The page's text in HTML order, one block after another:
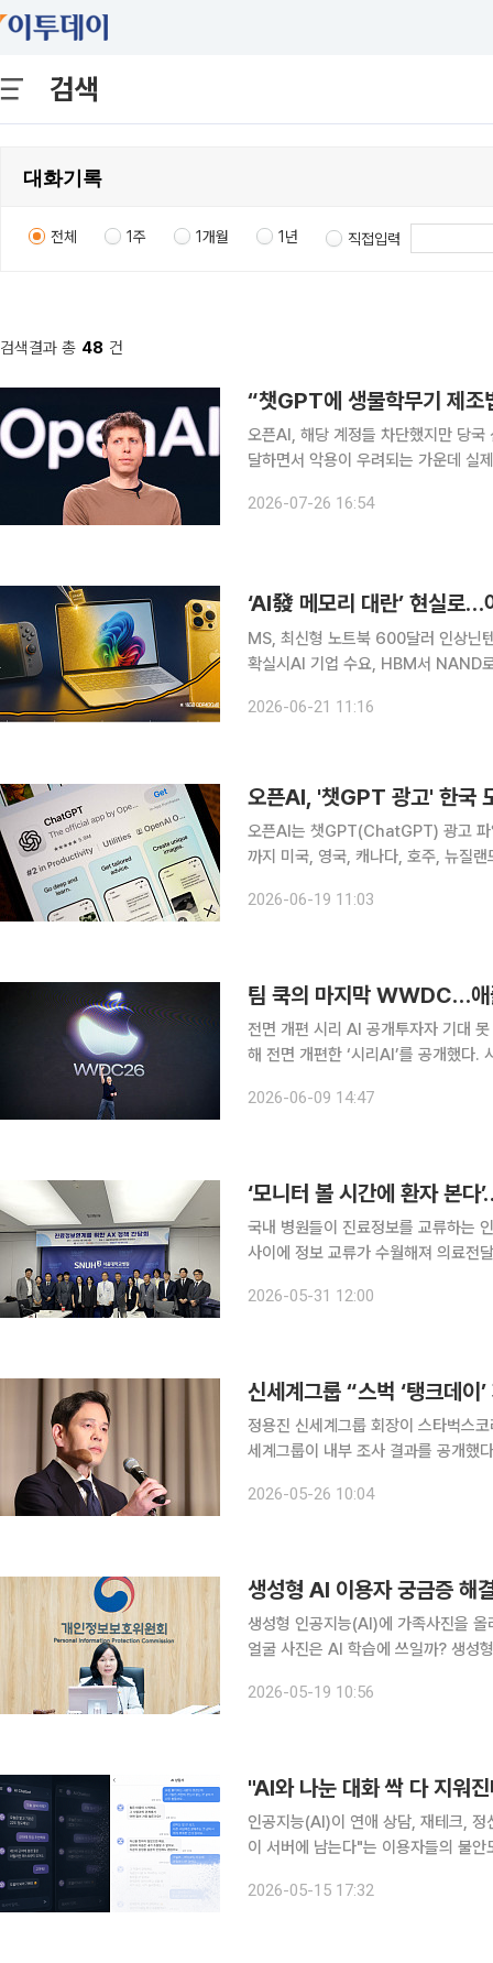
검색
전체 1주 1개월 1년 직접입력
검색결과 총 48 건
“챗GPT에 생물학무기 제조
오픈AI, 해당 계정들 차단했지만 당
달하면서 악용이 우려되는 가운데 실
한 이래로 전 세계 수백 명의 이용자
2026-07-26 16:54
‘AI發 메모리 대란’ 현실로
MS, 최신형 노트북 600달러 인상닌
확실시AI 기업 수요, HBM서 NAND로 옮겨가 AI 확산으로 D램(DRAM)과 낸
트북 등 소비자 전자제품 가격이 잇따
2026-06-21 11:16
오픈AI, '챗GPT 광고' 한국
오픈AI는 챗GPT(ChatGPT) 광고 파일럿
까지 미국, 영국, 캐나다, 호주, 뉴질
만나고자 하는 기업들의 높은 관심을
2026-06-19 11:03
팀 쿡의 마지막 WWDC…애
전면 개편 시리 AI 공개투자자 기대
해 전면 개편한 ‘시리AI’를 공개했다.
2026-06-09 14:47
‘모니터 볼 시간에 환자 본
국내 병원들이 진료정보를 교류하는
사이에 정보 교류가 수월해져 의료전
회’를 열었다. 이날 간담회에 참석한
2026-05-31 12:00
정용진 신세계그룹 회장이 스타벅스
세계그룹이 내부 조사 결과를 공개했
계그룹 경영총괄 부사장은 26일 오전
2026-05-26 10:04
생성형 인공지능(AI)에 가족사진을
얼굴 사진은 AI 학습에 쓰일까? 생성
2026-05-19 10:56
"AI와 나눈 대화 싹 다 지워
인공지능(AI)이 연애 상담, 재테크,
이 서버에 남는다"는 이용자들의 불
2026-05-15 17:32